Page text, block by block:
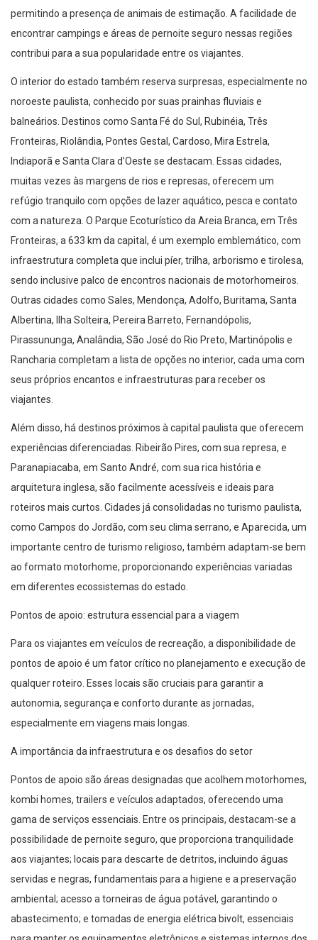
permitindo a presença de animais de estimação. A facilidade de
encontrar campings e áreas de pernoite seguro nessas regiões
contribui para a sua popularidade entre os viajantes.
O interior do estado também reserva surpresas, especialmente no
noroeste paulista, conhecido por suas prainhas fluviais e
balneários. Destinos como Santa Fé do Sul, Rubinéia, Três
Fronteiras, Riolândia, Pontes Gestal, Cardoso, Mira Estrela,
Indiaporã e Santa Clara d’Oeste se destacam. Essas cidades,
muitas vezes às margens de rios e represas, oferecem um
refúgio tranquilo com opções de lazer aquático, pesca e contato
com a natureza. O Parque Ecoturístico da Areia Branca, em Três
Fronteiras, a 633 km da capital, é um exemplo emblemático, com
infraestrutura completa que inclui píer, trilha, arborismo e tirolesa,
sendo inclusive palco de encontros nacionais de motorhomeiros.
Outras cidades como Sales, Mendonça, Adolfo, Buritama, Santa
Albertina, Ilha Solteira, Pereira Barreto, Fernandópolis,
Pirassununga, Analândia, São José do Rio Preto, Martinópolis e
Rancharia completam a lista de opções no interior, cada uma com
seus próprios encantos e infraestruturas para receber os
viajantes.
Além disso, há destinos próximos à capital paulista que oferecem
experiências diferenciadas. Ribeirão Pires, com sua represa, e
Paranapiacaba, em Santo André, com sua rica história e
arquitetura inglesa, são facilmente acessíveis e ideais para
roteiros mais curtos. Cidades já consolidadas no turismo paulista,
como Campos do Jordão, com seu clima serrano, e Aparecida, um
importante centro de turismo religioso, também adaptam-se bem
ao formato motorhome, proporcionando experiências variadas
em diferentes ecossistemas do estado.
Pontos de apoio: estrutura essencial para a viagem
Para os viajantes em veículos de recreação, a disponibilidade de
pontos de apoio é um fator crítico no planejamento e execução de
qualquer roteiro. Esses locais são cruciais para garantir a
autonomia, segurança e conforto durante as jornadas,
especialmente em viagens mais longas.
A importância da infraestrutura e os desafios do setor
Pontos de apoio são áreas designadas que acolhem motorhomes,
kombi homes, trailers e veículos adaptados, oferecendo uma
gama de serviços essenciais. Entre os principais, destacam-se a
possibilidade de pernoite seguro, que proporciona tranquilidade
aos viajantes; locais para descarte de detritos, incluindo águas
servidas e negras, fundamentais para a higiene e a preservação
ambiental; acesso a torneiras de água potável, garantindo o
abastecimento; e tomadas de energia elétrica bivolt, essenciais